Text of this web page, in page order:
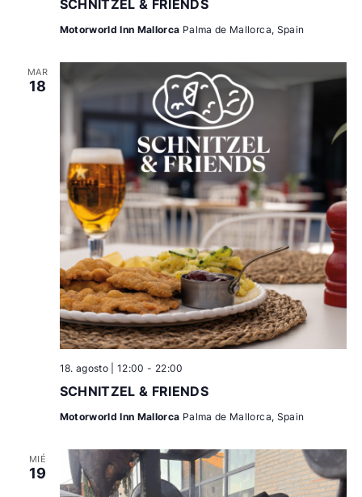
SCHNITZEL & FRIENDS
Motorworld Inn Mallorca Palma de Mallorca, Spain
MAR
18
SCHNITZEL & FRIENDS
18. agosto | 12:00 - 22:00
Motorworld Inn Mallorca Palma de Mallorca, Spain
MIÉ
19